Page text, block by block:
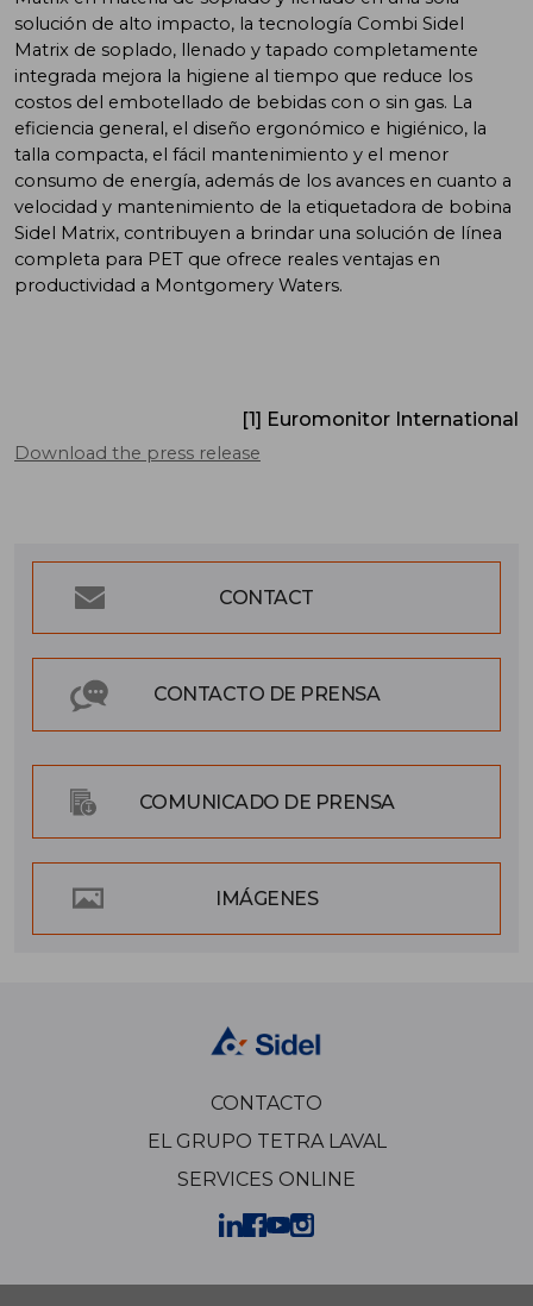
solución de alto impacto, la tecnología Combi Sidel
Matrix de soplado, llenado y tapado completamente
integrada mejora la higiene al tiempo que reduce los
costos del embotellado de bebidas con o sin gas. La
eficiencia general, el diseño ergonómico e higiénico, la
talla compacta, el fácil mantenimiento y el menor
consumo de energía, además de los avances en cuanto a
velocidad y mantenimiento de la etiquetadora de bobina
Sidel Matrix, contribuyen a brindar una solución de línea
completa para PET que ofrece reales ventajas en
productividad a Montgomery Waters.
[1] Euromonitor International
Download the press release
CONTACT
CONTACTO DE PRENSA
COMUNICADO DE PRENSA
IMÁGENES
CONTACTO
EL GRUPO TETRA LAVAL
SERVICES ONLINE